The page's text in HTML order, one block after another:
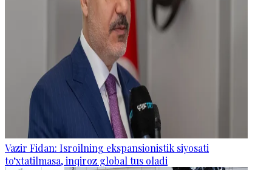
Vazir Fidan: Isroilning ekspansionistik siyosati
to‘xtatilmasa, inqiroz global tus oladi